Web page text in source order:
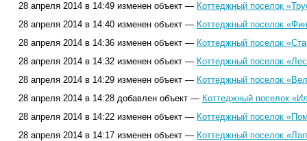
28 апреля 2014 в 14:49 изменен объект — Коттеджный поселок
28 апреля 2014 в 14:40 изменен объект — Коттеджный поселок
28 апреля 2014 в 14:36 изменен объект — Коттеджный поселок
28 апреля 2014 в 14:32 изменен объект — Коттеджный поселок
28 апреля 2014 в 14:29 изменен объект — Коттеджный поселок
28 апреля 2014 в 14:28 добавлен объект — Коттеджный поселок
28 апреля 2014 в 14:22 изменен объект — Коттеджный поселок
28 апреля 2014 в 14:17 изменен объект — Коттеджный поселок